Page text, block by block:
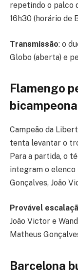
repetindo o palco
16h30 (horário de
Transmissão: o
Globo (aberta) e
Flamengo
Campeão da
tenta levantar o
Para a partida, o
integram o elenco
Gonçalves, João
Provável
João Victor e
Matheus
Barcelona